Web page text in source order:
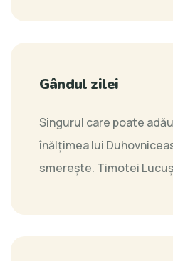
Gândul zilei
Singurul care poate
înălţimea lui
smereşte. Timotei Lucuş